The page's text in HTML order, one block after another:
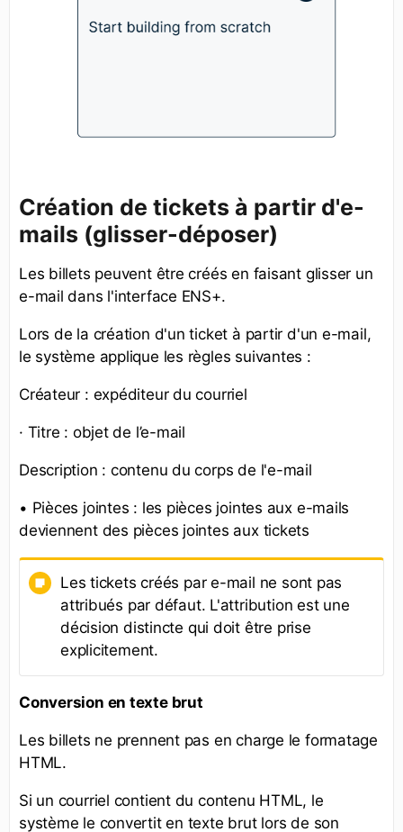
Création de tickets à partir d'e-
mails (glisser-déposer)
Les billets peuvent être créés en faisant glisser un
e-mail dans l'interface ENS+.
Lors de la création d'un ticket à partir d'un e-mail,
le système applique les règles suivantes :
Créateur : expéditeur du courriel
· Titre : objet de l’e-mail
Description : contenu du corps de l'e-mail
• Pièces jointes : les pièces jointes aux e-mails
deviennent des pièces jointes aux tickets
Les tickets créés par e-mail ne sont pas
attribués par défaut. L'attribution est une
décision distincte qui doit être prise
explicitement.
Conversion en texte brut
Les billets ne prennent pas en charge le formatage
HTML.
Si un courriel contient du contenu HTML, le
système le convertit en texte brut lors de son